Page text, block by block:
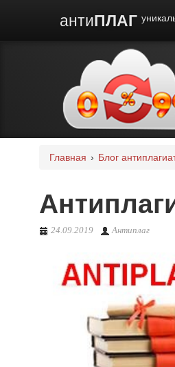
антиПЛАГ
Главная › Блог
24.09.2019 Антиплаг